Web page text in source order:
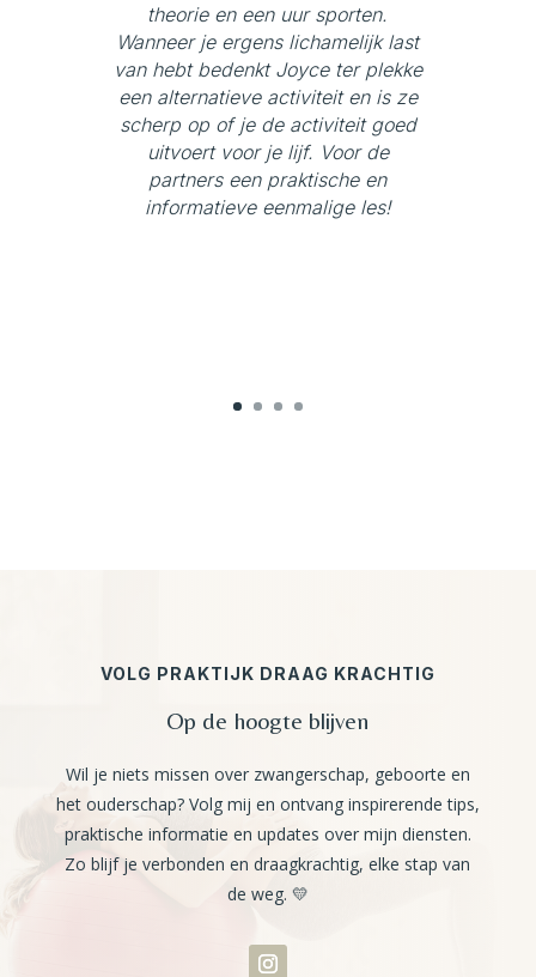
theorie en een uur sporten.
Wanneer je ergens lichamelijk last
van hebt bedenkt Joyce ter plekke
een alternatieve activiteit en is ze
scherp op of je de activiteit goed
uitvoert voor je lijf. Voor de
partners een praktische en
informatieve eenmalige les!
VOLG PRAKTIJK DRAAG KRACHTIG
Op de hoogte blijven
Wil je niets missen over zwangerschap, geboorte en
het ouderschap? Volg mij en ontvang inspirerende tips,
praktische informatie en updates over mijn diensten.
Zo blijf je verbonden en draagkrachtig, elke stap van
de weg. 💛